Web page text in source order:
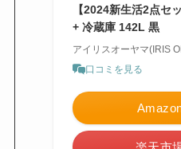
【2024新生活2点セ
+ 冷蔵庫 142L 黒
アイリスオーヤマ(IRIS
口コミを見る